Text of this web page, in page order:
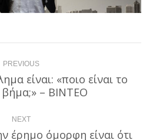
PREVIOUS
Previous
post:
είναι: «ποιο είναι το
– ΒΙΝΤΕΟ
NEXT
έρημο όμορφη είναι ότι